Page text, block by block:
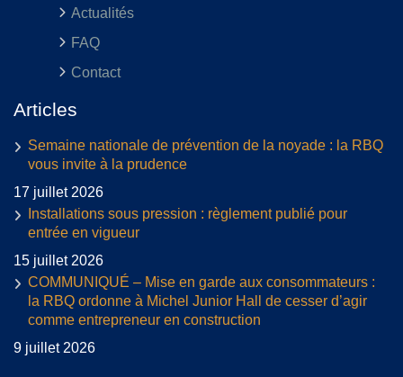
Actualités
FAQ
Contact
Articles
Semaine nationale de prévention de la noyade : la RBQ
vous invite à la prudence
17 juillet 2026
Installations sous pression : règlement publié pour
entrée en vigueur
15 juillet 2026
COMMUNIQUÉ – Mise en garde aux consommateurs :
la RBQ ordonne à Michel Junior Hall de cesser d’agir
comme entrepreneur en construction
9 juillet 2026